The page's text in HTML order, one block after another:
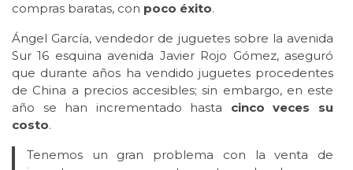
compras baratas, con poco éxito.
Ángel García, vendedor de juguetes sobre la avenida
Sur 16 esquina avenida Javier Rojo Gómez, aseguró
que durante años ha vendido juguetes procedentes
de China a precios accesibles; sin embargo, en este
año se han incrementado hasta cinco veces su
costo.
Tenemos un gran problema con la venta de